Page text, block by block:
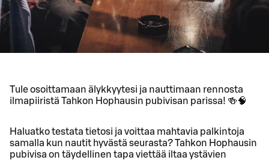
Tule osoittamaan älykkyytesi ja nauttimaan rennosta
ilmapiiristä Tahkon Hophausin pubivisan parissa! 🍻🧠
Haluatko testata tietosi ja voittaa mahtavia palkintoja
samalla kun nautit hyvästä seurasta? Tahkon Hophausin
pubivisa on täydellinen tapa viettää iltaa ystävien